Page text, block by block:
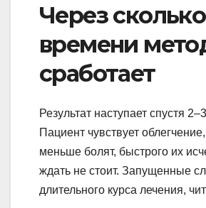
Через сколько
времени
сработает
Результат наступает спустя
Пациент чувствует
меньше болят, быстрого их
ждать не стоит. Запущенные
длительного курса лечения,